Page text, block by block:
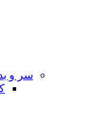
سر و